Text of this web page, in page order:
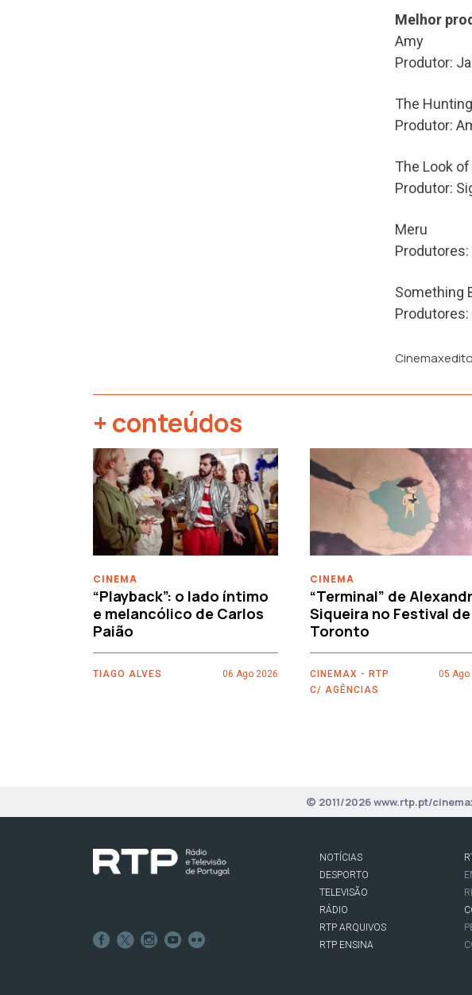
Melhor
Amy
Produtor:
The
Produtor:
The Look
Produtor:
Meru
Produtores:
Something
Produtores:
+ conteúdos
CINEMA
“Playback”: o lado íntimo
e melancólico de Carlos
Paião
TIAGO ALVES 06 Ago 2026
CINEMA
“Terminal” de
Siqueira no Festival de
Toronto
CINEMAX - RTP
C/ AGÊNCIAS
05 Ago
‹
© 2011/2026 www.rtp.pt/
NOTÍCIAS
DESPORTO
TELEVISÃO
RÁDIO
RTP ARQUIVOS
RTP ENSINA